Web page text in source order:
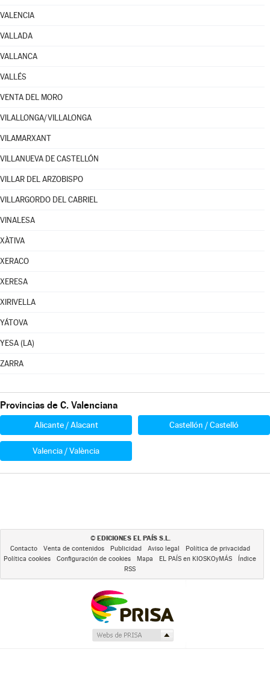
VALENCIA
VALLADA
VALLANCA
VALLÉS
VENTA DEL MORO
VILALLONGA/VILLALONGA
VILAMARXANT
VILLANUEVA DE CASTELLÓN
VILLAR DEL ARZOBISPO
VILLARGORDO DEL CABRIEL
VINALESA
XÀTIVA
XERACO
XERESA
XIRIVELLA
YÁTOVA
YESA (LA)
ZARRA
Provincias de C. Valenciana
Alicante / Alacant Castellón / Castelló
Valencia / València
© EDICIONES EL PAÍS S.L.
Contacto Venta de contenidos Publicidad Aviso legal
Política de privacidad
Política cookies
Configuración de cookies Mapa EL PAÍS en KIOSKOyMÁS
Índice
RSS